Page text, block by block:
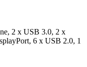
2 x USB 3.0, 2 x
6 x USB 2.0, 1